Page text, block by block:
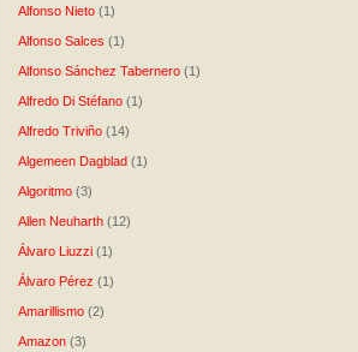
Alfonso Nieto (1)
Alfonso Salces (1)
Alfonso Sánchez Tabernero (1)
Alfredo Di Stéfano (1)
Alfredo Triviño (14)
Algemeen Dagblad (1)
Algoritmo (3)
Allen Neuharth (12)
Álvaro Liuzzi (1)
Álvaro Pérez (1)
Amarillismo (2)
Amazon (3)